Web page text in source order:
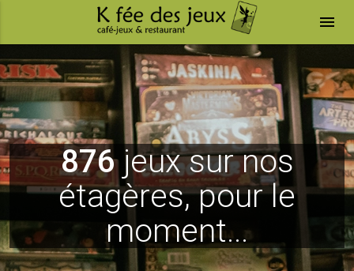
menu
876jeux sur nos
étagères, pour le
moment...